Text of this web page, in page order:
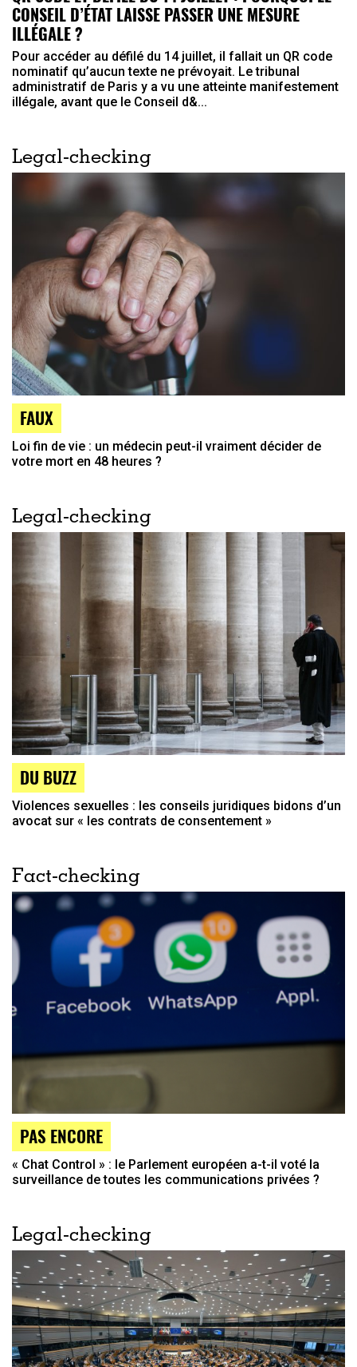
CONSEIL D’ÉTAT LAISSE PASSER UNE MESURE
ILLÉGALE ?
Pour accéder au défilé du 14 juillet, il fallait un QR code
nominatif qu’aucun texte ne prévoyait. Le tribunal
administratif de Paris y a vu une atteinte manifestement
illégale, avant que le Conseil d&...
Legal-checking
FAUX
Loi fin de vie : un médecin peut-il vraiment décider de
votre mort en 48 heures ?
Legal-checking
DU BUZZ
Violences sexuelles : les conseils juridiques bidons d’un
avocat sur « les contrats de consentement »
Fact-checking
PAS ENCORE
« Chat Control » : le Parlement européen a-t-il voté la
surveillance de toutes les communications privées ?
Legal-checking